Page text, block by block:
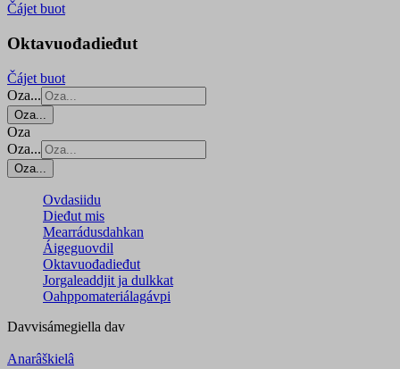
Čájet buot
Oktavuođadieđut
Čájet buot
Oza...
Oza...
Oza
Oza...
Oza...
Ovdasiidu
Dieđut mis
Mearrádusdahkan
Áigeguovdil
Oktavuođadieđut
Jorgaleaddjit ja dulkkat
Oahppomateriálagávpi
Davvisámegiella dav
Anarâškielâ